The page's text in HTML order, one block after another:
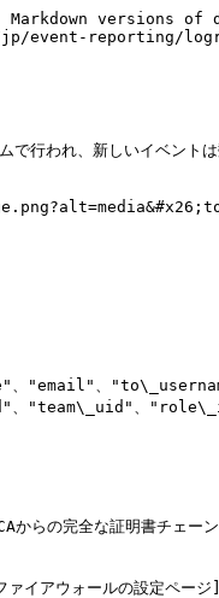
versions of
event-reporting/
われ、新しいイベントは
"email"、
、"team\_uid"、
からの完全な証明書チェ
くは[ファイアウォー